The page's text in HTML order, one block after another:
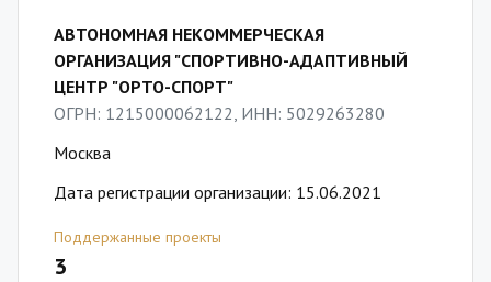
АВТОНОМНАЯ НЕКОММЕРЧЕСКАЯ
ОРГАНИЗАЦИЯ "СПОРТИВНО-АДАПТИВНЫЙ
ЦЕНТР "ОРТО-СПОРТ"
ОГРН: 1215000062122, ИНН: 5029263280
Москва
Дата регистрации организации: 15.06.2021
Поддержанные проекты
3